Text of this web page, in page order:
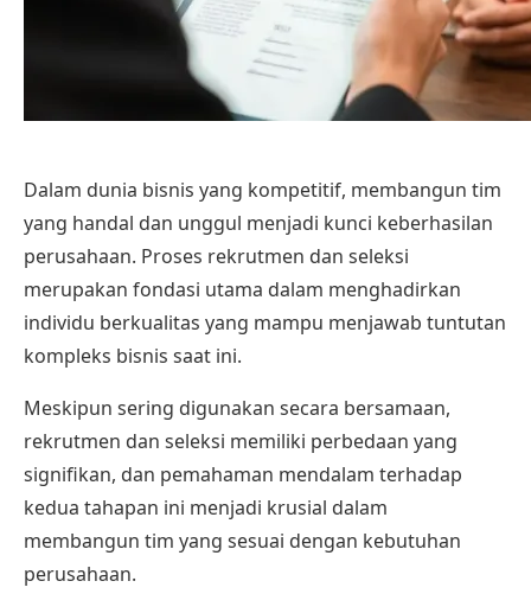
Dalam dunia bisnis yang kompetitif, membangun tim
yang handal dan unggul menjadi kunci keberhasilan
perusahaan. Proses rekrutmen dan seleksi
merupakan fondasi utama dalam menghadirkan
individu berkualitas yang mampu menjawab tuntutan
kompleks bisnis saat ini.
Meskipun sering digunakan secara bersamaan,
rekrutmen dan seleksi memiliki perbedaan yang
signifikan, dan pemahaman mendalam terhadap
kedua tahapan ini menjadi krusial dalam
membangun tim yang sesuai dengan kebutuhan
perusahaan.